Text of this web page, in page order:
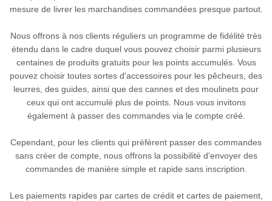
mesure de livrer les marchandises commandées presque partout.
Nous offrons à nos clients réguliers un programme de fidélité très
étendu dans le cadre duquel vous pouvez choisir parmi plusieurs
centaines de produits gratuits pour les points accumulés. Vous
pouvez choisir toutes sortes d'accessoires pour les pêcheurs, des
leurres, des guides, ainsi que des cannes et des moulinets pour
ceux qui ont accumulé plus de points. Nous vous invitons
également à passer des commandes via le compte créé.
Cependant, pour les clients qui préfèrent passer des commandes
sans créer de compte, nous offrons la possibilité d'envoyer des
commandes de manière simple et rapide sans inscription.
Les paiements rapides par cartes de crédit et cartes de paiement,